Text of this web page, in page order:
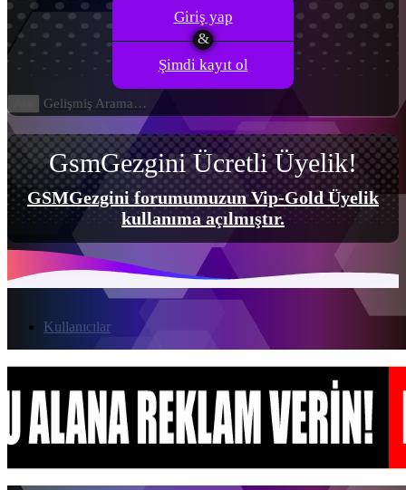
Ara
Sadece başlıkları ara
Gelişmiş Arama…
Giriş yap
Şimdi kayıt ol
GsmGezgini Ücretli Üyelik!
GSMGezgini forumumuzun Vip-Gold Üyelik
kullanıma açılmıştır.
Kullanıcılar